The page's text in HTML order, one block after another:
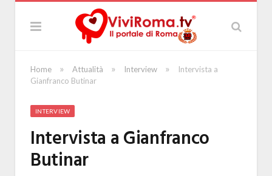
Home » Attualità » Interview »
Intervista a
Gianfranco Butinar
INTERVIEW
Intervista a Gianfranco
Butinar